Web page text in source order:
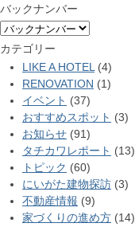
バックナンバー
カテゴリー
LIKE A HOTEL (4)
RENOVATION (1)
イベント (37)
おすすめスポット (3)
お知らせ (91)
タチカワレポート (13)
トピック (60)
にいがた建物探訪 (3)
不動産情報 (9)
家づくりの進め方 (14)